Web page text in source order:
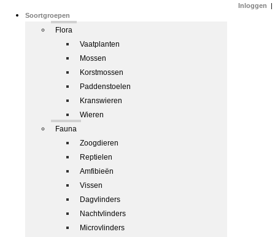
Soortgroepen
Flora
Vaatplanten
Mossen
Korstmossen
Paddenstoelen
Kranswieren
Wieren
Fauna
Zoogdieren
Reptielen
Amfibieën
Vissen
Dagvlinders
Nachtvlinders
Microvlinders
Inloggen |